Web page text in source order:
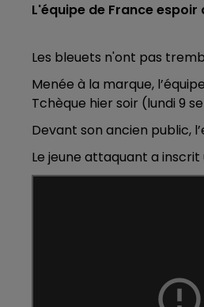
6h00 - 10h00
L'équipe de France
Les bleuets n'ont pas
Menée à la marque,
Tchèque hier soir (lundi 9
Devant son ancien public,
Le jeune attaquant a